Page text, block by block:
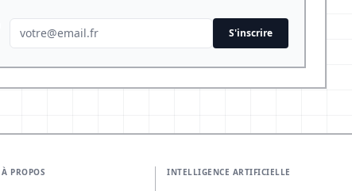
S'inscrire
À PROPOS INTELLIGENCE ARTIFICIELLE